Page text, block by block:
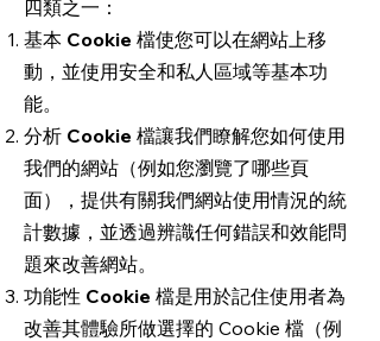
四類之一：
基本 Cookie 檔使您可以在網站上移
動，並使用安全和私人區域等基本功
能。
分析 Cookie 檔讓我們瞭解您如何使用
我們的網站（例如您瀏覽了哪些頁
面），提供有關我們網站使用情況的統
計數據，並透過辨識任何錯誤和效能問
題來改善網站。
功能性 Cookie 檔是用於記住使用者為
改善其體驗所做選擇的 Cookie 檔（例